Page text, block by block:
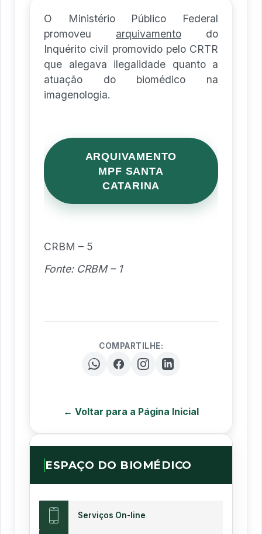
O Ministério Público Federal
promoveu arquivamento do
Inquérito civil promovido pelo CRTR
que alegava ilegalidade quanto a
atuação do biomédico na
imagenologia.
ARQUIVAMENTO
MPF SANTA
CATARINA
CRBM – 5
Fonte: CRBM – 1
COMPARTILHE:
← Voltar para a Página Inicial
ESPAÇO DO BIOMÉDICO
Serviços On-line